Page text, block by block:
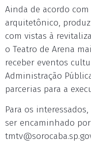
Ainda de acordo
arquitetônico,
com vistas à
o Teatro de Arena
receber eventos
Administração
parcerias para a
Para os
ser encaminhado